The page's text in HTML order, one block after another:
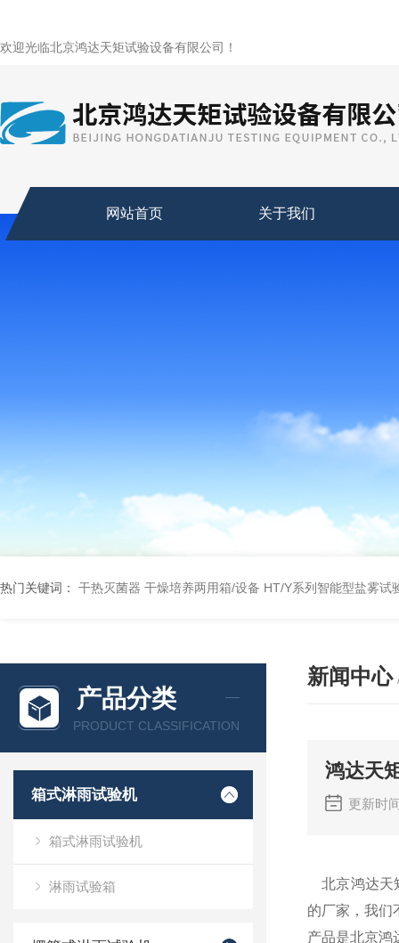
欢迎光临北京鸿达天矩试验设备有限公司！
网站首页 关于我们
热门关键词： 干热灭菌器 干燥培养两用箱/设备 HT/Y系列智能型盐雾试
产品分类
PRODUCT CLASSIFICATION
箱式淋雨试验机
箱式淋雨试验机
淋雨试验箱
新闻中心
鸿达天
更新时
北京鸿达天
的厂家，我们
产品是北京鸿